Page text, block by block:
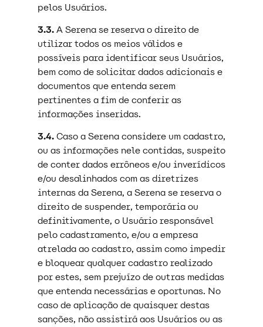
pelos Usuários.
3.3.A Serena se reserva o direito de
utilizar todos os meios válidos e
possíveis para identificar seus Usuários,
bem como de solicitar dados adicionais e
documentos que entenda serem
pertinentes a fim de conferir as
informações inseridas.
3.4.Caso a Serena considere um cadastro,
ou as informações nele contidas, suspeito
de conter dados errôneos e/ou inverídicos
e/ou desalinhados com as diretrizes
internas da Serena, a Serena se reserva o
direito de suspender, temporária ou
definitivamente, o Usuário responsável
pelo cadastramento, e/ou a empresa
atrelada ao cadastro, assim como impedir
e bloquear qualquer cadastro realizado
por estes, sem prejuízo de outras medidas
que entenda necessárias e oportunas. No
caso de aplicação de quaisquer destas
sanções, não assistirá aos Usuários ou as